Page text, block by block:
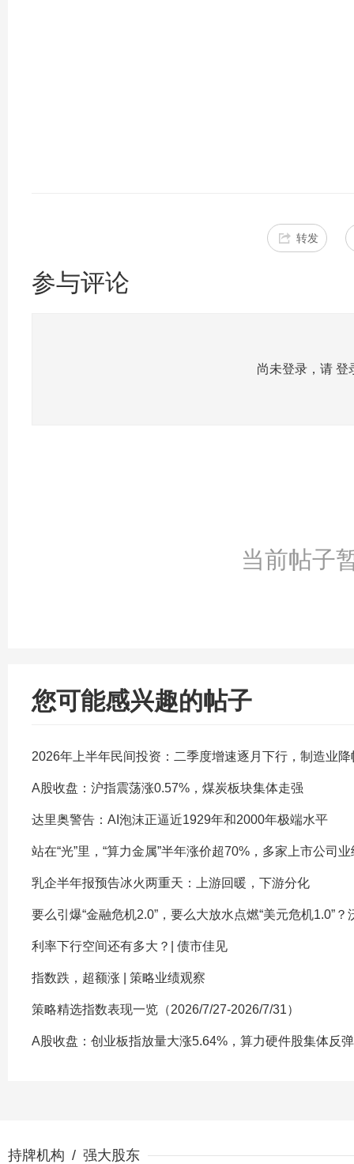
转发
参与评论
尚未登录，请 登
当前帖子
您可能感兴趣的帖子
2026年上半年民间投资：二季度增速逐月下行，制造业降
A股收盘：沪指震荡涨0.57%，煤炭板块集体走强
达里奥警告：AI泡沫正逼近1929年和2000年极端水平
站在“光”里，“算力金属”半年涨价超70%，多家上市公司
乳企半年报预告冰火两重天：上游回暖，下游分化
要么引爆“金融危机2.0”，要么大放水点燃“美元危机1.0”
利率下行空间还有多大？| 债市佳见
指数跌，超额涨 | 策略业绩观察
策略精选指数表现一览（2026/7/27-2026/7/31）
A股收盘：创业板指放量大涨5.64%，算力硬件股集体反弹
持牌机构 / 强大股东